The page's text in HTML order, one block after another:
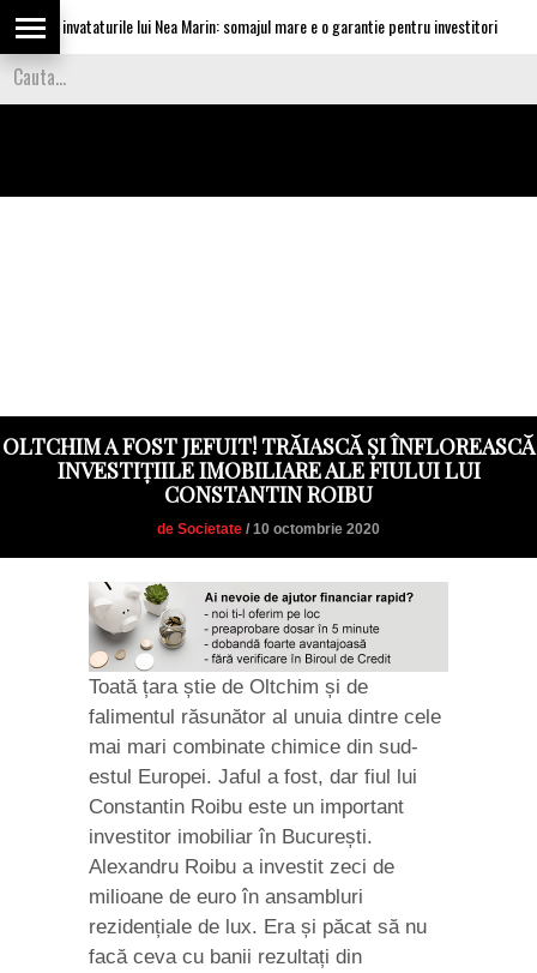
invataturile lui Nea Marin: somajul mare e o garantie pentru investitori
OLTCHIM A FOST JEFUIT! TRĂIASCĂ ȘI ÎNFLOREASCĂ
INVESTIȚIILE IMOBILIARE ALE FIULUI LUI
CONSTANTIN ROIBU
de Societate / 10 octombrie 2020
Toată țara știe de Oltchim și de
falimentul răsunător al unuia dintre cele
mai mari combinate chimice din sud-
estul Europei. Jaful a fost, dar fiul lui
Constantin Roibu este un important
investitor imobiliar în București.
Alexandru Roibu a investit zeci de
milioane de euro în ansambluri
rezidențiale de lux. Era și păcat să nu
facă ceva cu banii rezultați din